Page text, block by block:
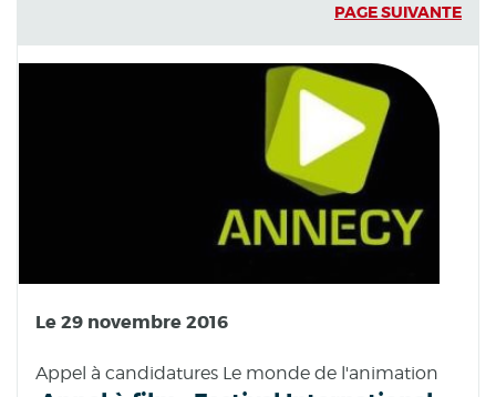
PAGE SUIVANTE
Le 29 novembre 2016
Appel à candidatures Le monde de l'animation